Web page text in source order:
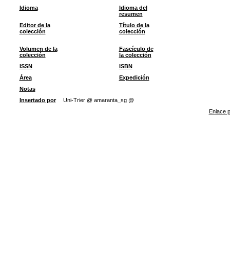
Idioma
Idioma del
resumen
Editor de la
colección
Título de la
colección
Volumen de la
colección
Fascículo de
la colección
ISSN
ISBN
Área
Expedición
Notas
Insertado por
Uni-Trier @ amaranta_sg @
Enlace